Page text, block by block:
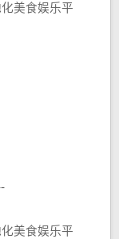
美食娱乐平
美食娱乐平